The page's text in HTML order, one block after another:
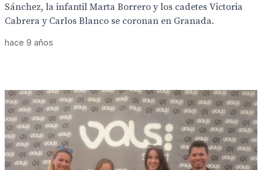
Sánchez, la infantil Marta Borrero y los cadetes Victoria
Cabrera y Carlos Blanco se coronan en Granada.
hace 9 años